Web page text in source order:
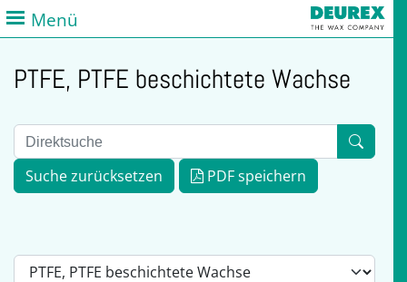
Menü
PTFE, PTFE beschichtete Wachse
Suche zurücksetzen PDF speichern